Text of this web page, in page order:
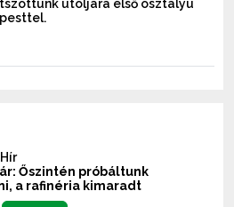
utoljára első osztályú
Őszintén próbáltunk
a rafinéria kimaradt